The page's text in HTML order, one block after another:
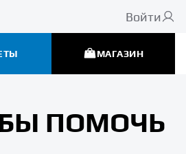
Войти
МАГАЗИН
ПОМОЧЬ